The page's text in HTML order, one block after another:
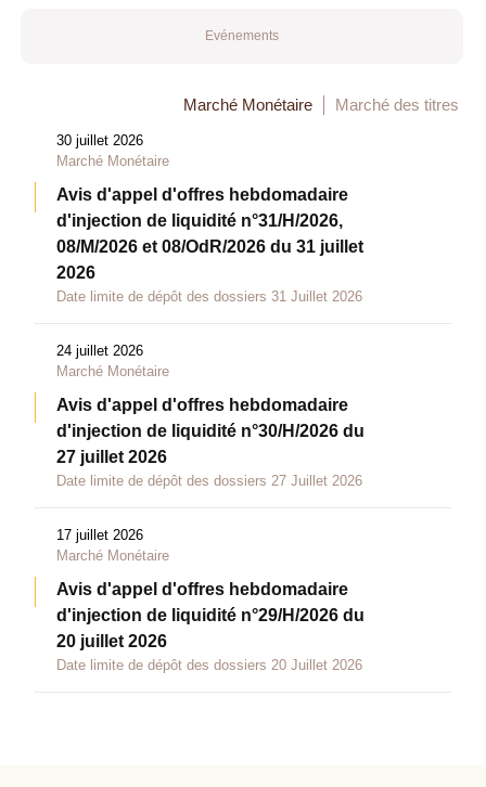
Evénements
Marché Monétaire Marché des titres
30 juillet 2026
Marché Monétaire
Avis d'appel d'offres hebdomadaire
d'injection de liquidité n°31/H/2026,
08/M/2026 et 08/OdR/2026 du 31 juillet
2026
Date limite de dépôt des dossiers 31 Juillet 2026
24 juillet 2026
Marché Monétaire
Avis d'appel d'offres hebdomadaire
d'injection de liquidité n°30/H/2026 du
27 juillet 2026
Date limite de dépôt des dossiers 27 Juillet 2026
17 juillet 2026
Marché Monétaire
Avis d'appel d'offres hebdomadaire
d'injection de liquidité n°29/H/2026 du
20 juillet 2026
Date limite de dépôt des dossiers 20 Juillet 2026